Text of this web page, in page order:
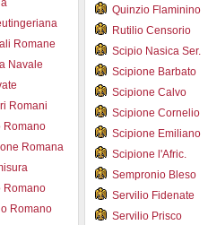
Romane
Navale
Romani
Romano
Romana
Romano
Romano
Quinzio Flaminino
Rutilio Censorio
Scipio Nasica Ser.
Scipione Barbato
Scipione Calvo
Scipione Cornelio
Scipione Emiliano
Scipione l'Afric.
Sempronio Bleso
Servilio Fidenate
Servilio Prisco